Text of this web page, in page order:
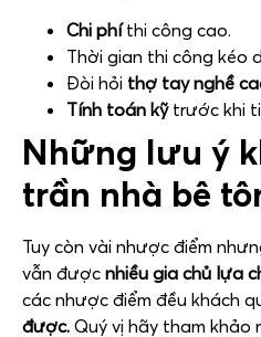
Chi phíthi công cao.
Thời gian thi công kéo
Đòi hỏi thợ tay nghề
Tính toán kỹ trước khi
Những lưu ý
trần nhà bê
Tuy còn vài nhược điểm
vẫn được nhiều gia chủ lựa
các nhược điểm đều khách
được. Quý vị hãy tham khảo